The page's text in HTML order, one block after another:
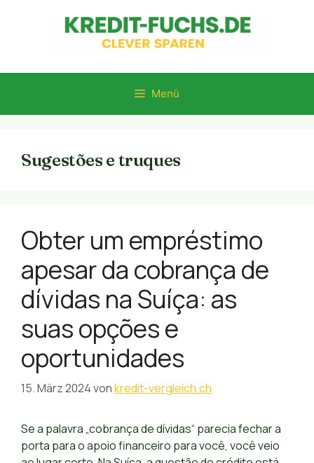
Menü
Sugestões e truques
Obter um empréstimo
apesar da cobrança de
dívidas na Suíça: as
suas opções e
oportunidades
15. März 2024vonkredit-vergleich.ch
Se a palavra „cobrança de dívidas“ parecia fechar a
porta para o apoio financeiro para você, você veio